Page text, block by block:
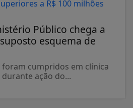
Público chega a
esquema de
cumpridos em clínica
ação do...